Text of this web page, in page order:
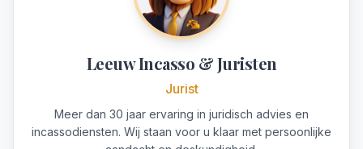
Leeuw Incasso & Juristen
Jurist
Meer dan 30 jaar ervaring in juridisch advies en
incassodiensten. Wij staan voor u klaar met persoonlijke